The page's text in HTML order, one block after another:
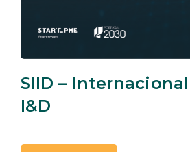
SIID –
I&D